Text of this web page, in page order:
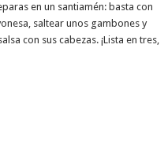
en un santiamén: basta con
saltear unos gambones y
con sus cabezas. ¡Lista en tres,